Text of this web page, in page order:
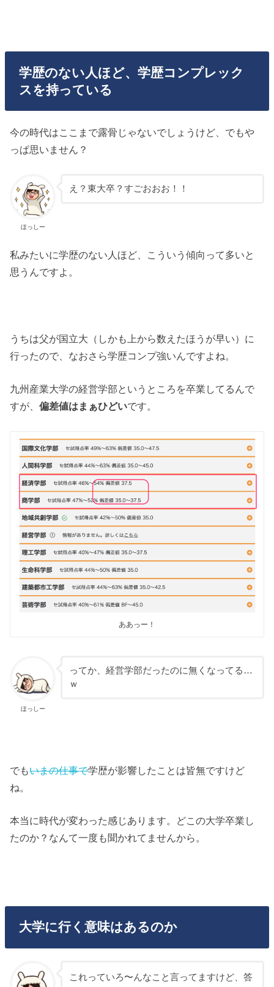
学歴のない人ほど、学歴コンプレック
スを持っている
今の時代はここまで露骨じゃないでしょうけど、でもや
っぱ思いません？
ほっしー
え？東大卒？すごおおお！！
私みたいに学歴のない人ほど、こういう傾向って多いと
思うんですよ。
うちは父が国立大（しかも上から数えたほうが早い）に
行ったので、なおさら学歴コンプ強いんですよね。
九州産業大学の経営学部というところを卒業してるんで
すが、偏差値はまぁひどいです。
ああっー！
ほっしー
ってか、経営学部だったのに無くなってる…
ｗ
でもいまの仕事で学歴が影響したことは皆無ですけど
ね。
本当に時代が変わった感じあります。どこの大学卒業し
たのか？なんて一度も聞かれてませんから。
大学に行く意味はあるのか
これっていろ〜んなこと言ってますけど、答